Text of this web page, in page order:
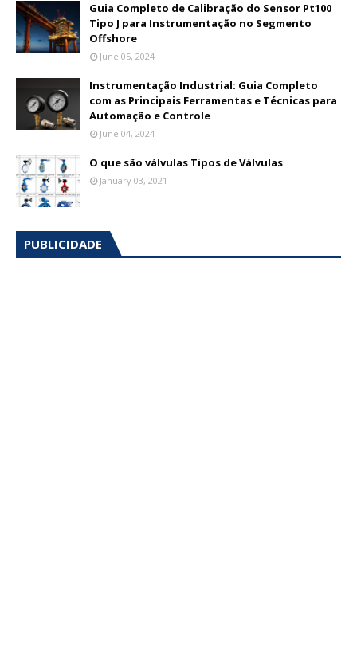
Guia Completo de Calibração do Sensor Pt100
Tipo J para Instrumentação no Segmento
Offshore
June 05, 2024
Instrumentação Industrial: Guia Completo
com as Principais Ferramentas e Técnicas para
Automação e Controle
June 04, 2024
O que são válvulas Tipos de Válvulas
January 03, 2021
PUBLICIDADE